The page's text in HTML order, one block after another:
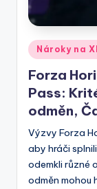
Posted
in
Nároky na
Forza
Pass:
odměn,
Výzvy Forza
aby hráči
odemkli různé
odměn mohou